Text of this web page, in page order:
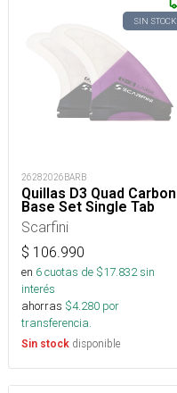
SIN STOCK
26282026BARB
Quillas D3 Quad Carbon
Base Set Single Tab
Scarfini
$ 106.990
en 6cuotas de $17.832sin
interés
ahorras $4.280 por
transferencia.
Sin stock disponible